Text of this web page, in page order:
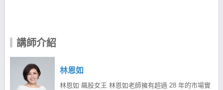
講師介紹
林恩如
林恩如 飆股女王 林恩如老師擁有超過 28 年的市場實